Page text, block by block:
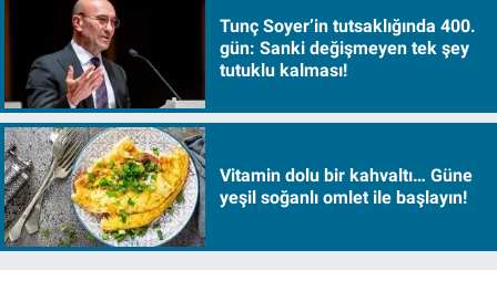
Tunç Soyer’in tutsaklığında 400.
gün: Sanki değişmeyen tek şey
tutuklu kalması!
Vitamin dolu bir kahvaltı… Güne
yeşil soğanlı omlet ile başlayın!